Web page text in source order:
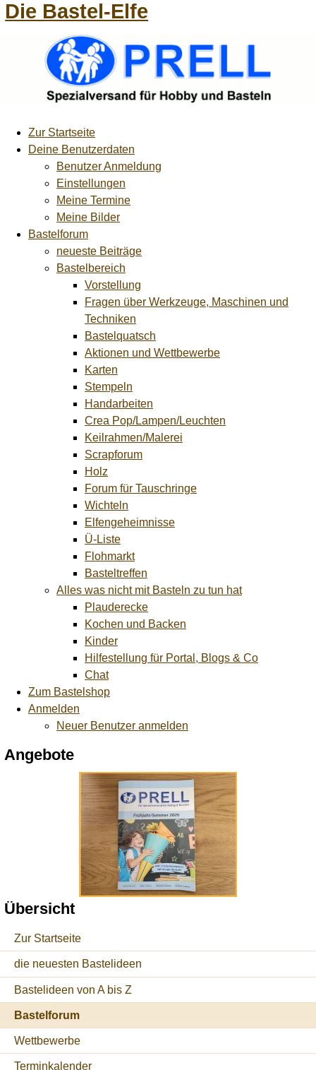
Die Bastel-Elfe
Zur Startseite
Deine Benutzerdaten
Benutzer Anmeldung
Einstellungen
Meine Termine
Meine Bilder
Bastelforum
neueste Beiträge
Bastelbereich
Vorstellung
Fragen über Werkzeuge, Maschinen und
Techniken
Bastelquatsch
Aktionen und Wettbewerbe
Karten
Stempeln
Handarbeiten
Crea Pop/Lampen/Leuchten
Keilrahmen/Malerei
Scrapforum
Holz
Forum für Tauschringe
Wichteln
Elfengeheimnisse
Ü-Liste
Flohmarkt
Basteltreffen
Alles was nicht mit Basteln zu tun hat
Plauderecke
Kochen und Backen
Kinder
Hilfestellung für Portal, Blogs & Co
Chat
Zum Bastelshop
Anmelden
Neuer Benutzer anmelden
Angebote
Übersicht
Zur Startseite
die neuesten Bastelideen
Bastelideen von A bis Z
Bastelforum
Wettbewerbe
Terminkalender